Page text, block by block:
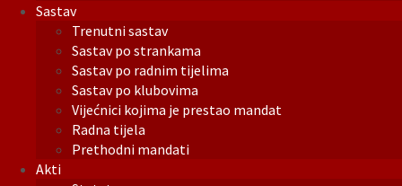
Sastav
Trenutni sastav
Sastav po strankama
Sastav po radnim tijelima
Sastav po klubovima
Vijećnici kojima je prestao mandat
Radna tijela
Prethodni mandati
Akti